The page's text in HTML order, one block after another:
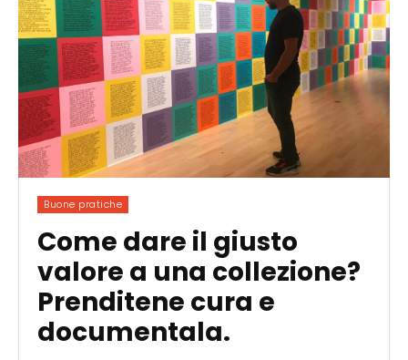
Buone pratiche
Come dare il giusto
valore a una collezione?
Prenditene cura e
documentala.